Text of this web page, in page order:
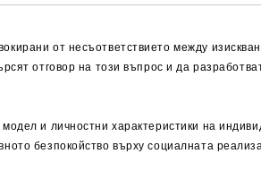
от несъответствието между
отговор на този въпрос и да
и личностни характеристики на
безпокойство върху социалната